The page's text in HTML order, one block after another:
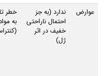
عوارض
ندارد (به جز
احتمال ناراحتی
خفیف در اثر
ژل)
خطر
به